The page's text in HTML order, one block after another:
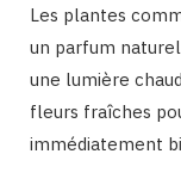
Les plantes
un parfum
une lumière
fleurs fraîches
immédiatement